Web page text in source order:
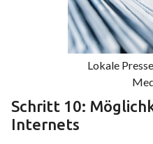
Lokale
Schritt 10:
Internets